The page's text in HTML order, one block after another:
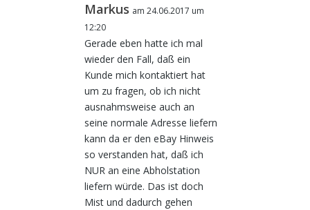
Markus am 24.06.2017 um
12:20
Gerade eben hatte ich mal
wieder den Fall, daß ein
Kunde mich kontaktiert hat
um zu fragen, ob ich nicht
ausnahmsweise auch an
seine normale Adresse liefern
kann da er den eBay Hinweis
so verstanden hat, daß ich
NUR an eine Abholstation
liefern würde. Das ist doch
Mist und dadurch gehen